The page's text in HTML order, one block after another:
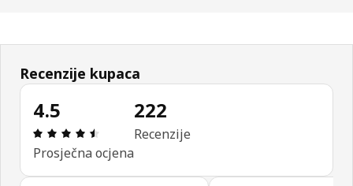
Recenzije kupaca
4.5
Ocjena i recenzija: 4.5 od 5 zvjezdica. Ukupno
Prosječna ocjena
222
Recenzije